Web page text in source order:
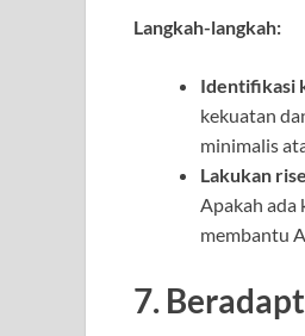
Langkah-langkah:
Identifikasi
kekuatan
minimalis
Lakukan
Apakah ada
membantu
7.